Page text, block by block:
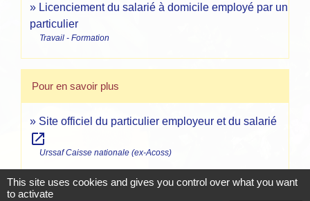
Licenciement du salarié à domicile employé par un
particulier
Travail - Formation
Pour en savoir plus
Site officiel du particulier employeur et du salarié
open_in_new
Urssaf Caisse nationale (ex-Acoss)
Signaler une erreur sur cette page
This site uses cookies and gives you control over what you want
to activate